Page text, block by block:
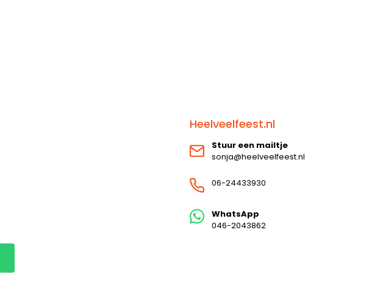
Heelveelfeest.nl
Stuur een mailtje
sonja@heelveelfeest.nl
06-24433930
WhatsApp
046-2043862